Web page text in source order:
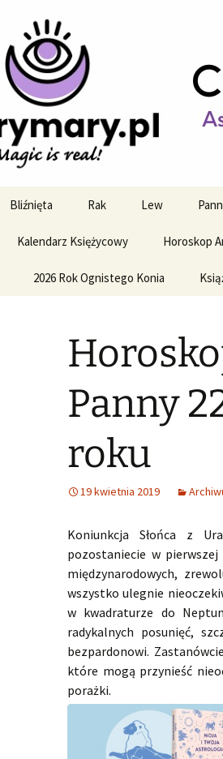
i
astrologiczne
Bliźnięta Rak Lew
Kalendarz Księżycowy Horoskop
2026 Rok Ognistego Konia
Panny
roku
19 kwietnia 2019
Koniunkcja Słońca z
pozostaniecie w
międzynarodowych,
wszystko ulegnie
w kwadraturze do
radykalnych posunięć,
bezpardonowi.
które mogą przynieść
porażki.